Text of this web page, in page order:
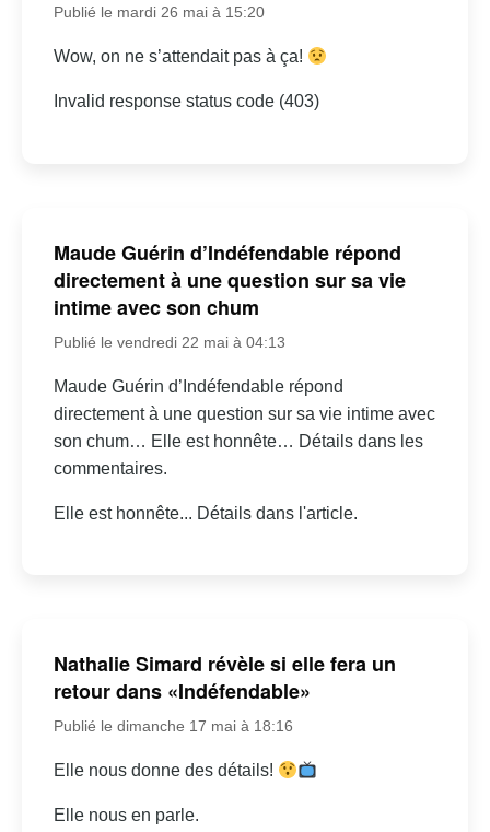
Publié le mardi 26 mai à 15:20
Wow, on ne s’attendait pas à ça!
Invalid response status code (403)
Maude Guérin d’Indéfendable répond
directement à une question sur sa vie
intime avec son chum
Publié le vendredi 22 mai à 04:13
Maude Guérin d’Indéfendable répond
directement à une question sur sa vie intime avec
son chum… Elle est honnête… Détails dans les
commentaires.
Elle est honnête... Détails dans l'article.
Nathalie Simard révèle si elle fera un
retour dans «Indéfendable»
Publié le dimanche 17 mai à 18:16
Elle nous donne des détails!
Elle nous en parle.